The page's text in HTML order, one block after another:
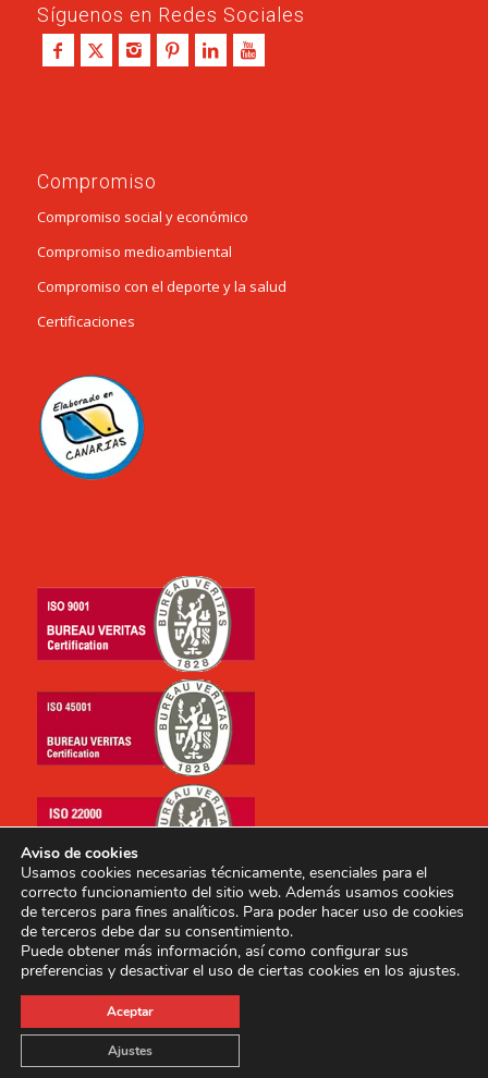
Síguenos en Redes Sociales
Compromiso
Compromiso social y económico
Compromiso medioambiental
Compromiso con el deporte y la salud
Certificaciones
Copyright © 2014-2026 E.I. Archipielago, S.A. Todos los
derechos reservados.
Aviso Legal
Condiciones generales
Política de privacidad Política de Cookies
Aviso de cookies
Usamos cookies necesarias técnicamente, esenciales para el
correcto funcionamiento del sitio web. Además usamos cookies
de terceros para fines analíticos. Para poder hacer uso de cookies
de terceros debe dar su consentimiento.
Puede obtener más información, así como configurar sus
preferencias y desactivar el uso de ciertas cookies en los ajustes.
Aceptar
Ajustes